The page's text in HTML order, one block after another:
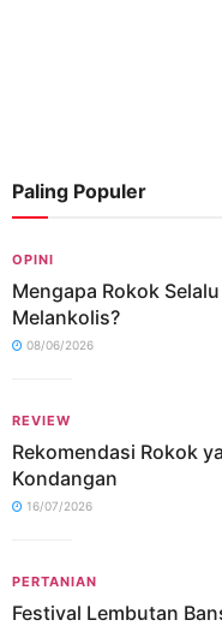
Paling Populer
OPINI
Mengapa Rokok
Melankolis?
08/06/2026
REVIEW
Rekomendasi Rokok
Kondangan
16/07/2026
PERTANIAN
Festival Lembutan